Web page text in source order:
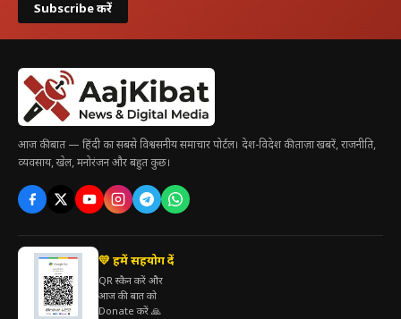
Subscribe करें
आज की बात — हिंदी का सबसे विश्वसनीय समाचार पोर्टल। देश-विदेश की ताज़ा खबरें, राजनीति,
व्यवसाय, खेल, मनोरंजन और बहुत कुछ।
💛 हमें सहयोग दें
QR स्कैन करें और
आज की बात को
Donate करें 🙏